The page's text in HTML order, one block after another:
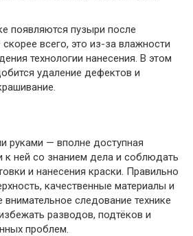
появляются пузыри после
всего, это из-за влажности
технологии нанесения. В этом
удаление дефектов и
руками — вполне доступная
к ней со знанием дела и соблюдать
и нанесения краски. Правильно
качественные материалы и
следование технике
разводов, подтёков и
проблем.